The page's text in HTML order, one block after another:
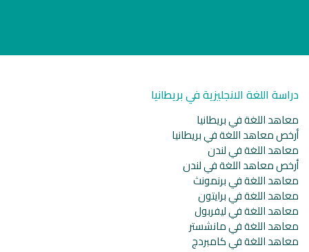
دراسة اللغة الانجليزية في بريطانيا
معاهد اللغة في بريطانيا
أرخص معاهد اللغة في بريطانيا
معاهد اللغة في لندن
أرخص معاهد اللغة في لندن
معاهد اللغة في برنمونث
معاهد اللغة في برايتون
معاهد اللغة في ليفربول
معاهد اللغة في مانشستر
معاهد اللغة في كامبردج